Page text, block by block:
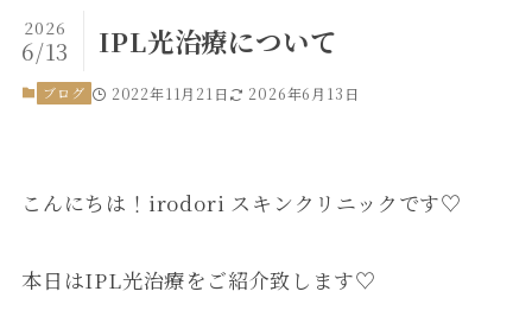
IPL光治療について
2026
6/13
ブログ 2022年11月21日 2026年6月13日
こんにちは！irodori スキンクリニックです♡
本日はIPL光治療をご紹介致します♡